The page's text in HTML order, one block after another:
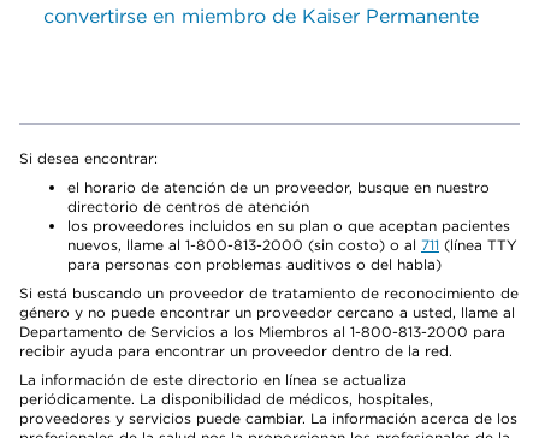
convertirse en miembro de Kaiser Permanente
Si desea encontrar:
el horario de atención de un proveedor, busque en nuestro
directorio de centros de atención
los proveedores incluidos en su plan o que aceptan pacientes
nuevos, llame al 1-800-813-2000 (sin costo) o al 711 (línea TTY
para personas con problemas auditivos o del habla)
Si está buscando un proveedor de tratamiento de reconocimiento de
género y no puede encontrar un proveedor cercano a usted, llame al
Departamento de Servicios a los Miembros al 1-800-813-2000 para
recibir ayuda para encontrar un proveedor dentro de la red.
La información de este directorio en línea se actualiza
periódicamente. La disponibilidad de médicos, hospitales,
proveedores y servicios puede cambiar. La información acerca de los